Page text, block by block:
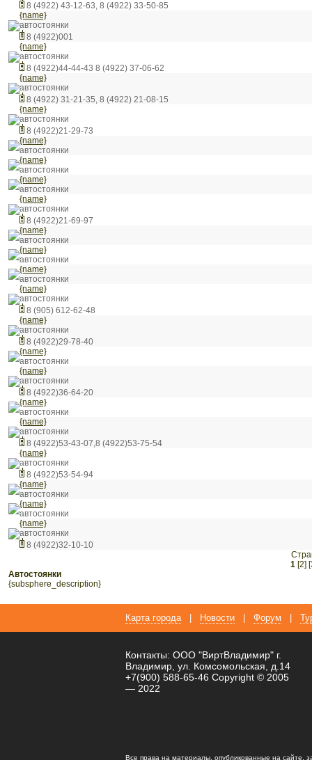
8 (4922) 43-12-63, 8 (4922) 33-50-85
{name}
автостоянки
8 (4922)001
{name}
автостоянки
8 (4922)44-44-43 8 (4922) 37-06-62
{name}
автостоянки
8 (4922) 31-21-35, 8 (4922) 21-08-15
{name}
автостоянки
8 (4922)21-29-73
{name}
автостоянки
{name}
автостоянки
{name}
автостоянки
{name}
автостоянки
8 (4922)21-69-97
{name}
автостоянки
{name}
автостоянки
{name}
автостоянки
{name}
автостоянки
8 (905) 612-62-48
{name}
автостоянки
8 (4922)29-78-40
{name}
автостоянки
{name}
автостоянки
8 (4922)36-64-20
{name}
автостоянки
{name}
автостоянки
8 (4922)53-43-07,8 (4922)53-75-54
{name}
автостоянки
8 (4922)53-54-94
{name}
автостоянки
{name}
автостоянки
{name}
автостоянки
8 (4922)32-10-10
1 [2]
автостоянки
{subsphere_description}
Карта города Новости Форум
Контакты: ООО "ВиртВладимир" г.
Владимир, ул. Комсомольская, д.14
+7(900) 588-65-46 Copyright © 2005
— 2022
Все права на материалы, опубликованные на сайте,